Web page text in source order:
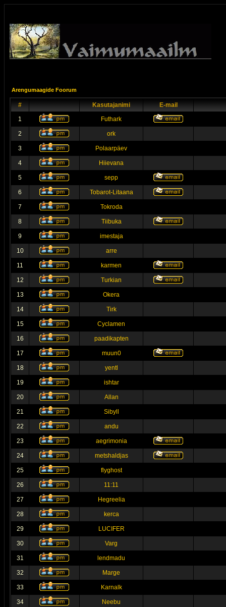
Arengumaagide Foorum
# Kasutajanimi
E-mail
1
Futhark
2 ork
3 Polaarpäev
4 Hiievana
5 sepp
6 Tobarot-Litaana
7 Tokroda
8 Tiibuka
9 imestaja
10 arre
11 karmen
12 Turkian
13 Okera
14 Tirk
15 Cyclamen
16 paadikapten
17 muun0
18 yentl
19 ishtar
20 Allan
21 Sibyll
22 andu
23 aegrimonia
24 metshaldjas
25 flyghost
26 11:11
27 Hegreelia
28 kerca
29 LUCIFER
30 Varg
31 lendmadu
32 Marge
33 Karnalk
34 Neebu